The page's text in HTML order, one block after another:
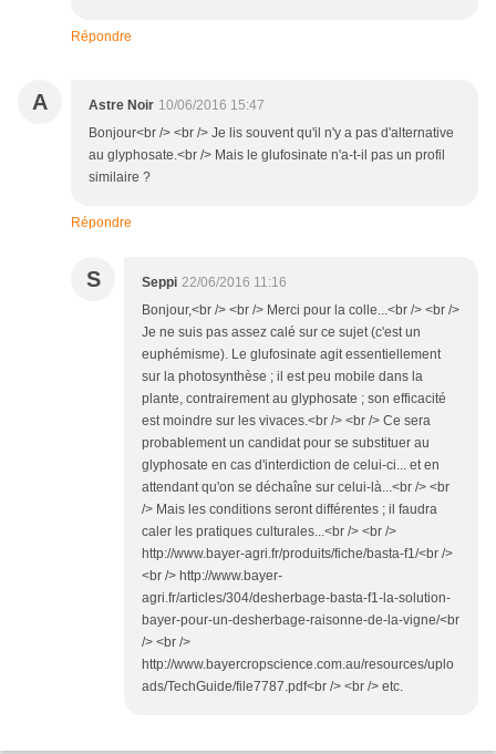
Répondre
A Astre Noir 10/06/2016 15:47
Bonjour<br /> <br /> Je lis souvent qu'il n'y a pas d'alternative
au glyphosate.<br /> Mais le glufosinate n'a-t-il pas un profil
similaire ?
Répondre
S Seppi 22/06/2016 11:16
Bonjour,<br /> <br /> Merci pour la colle...<br /> <br />
Je ne suis pas assez calé sur ce sujet (c'est un
euphémisme). Le glufosinate agit essentiellement
sur la photosynthèse ; il est peu mobile dans la
plante, contrairement au glyphosate ; son efficacité
est moindre sur les vivaces.<br /> <br /> Ce sera
probablement un candidat pour se substituer au
glyphosate en cas d'interdiction de celui-ci... et en
attendant qu'on se déchaîne sur celui-là...<br /> <br
/> Mais les conditions seront différentes ; il faudra
caler les pratiques culturales...<br /> <br />
http://www.bayer-agri.fr/produits/fiche/basta-f1/<br />
<br /> http://www.bayer-
agri.fr/articles/304/desherbage-basta-f1-la-solution-
bayer-pour-un-desherbage-raisonne-de-la-vigne/<br
/> <br />
http://www.bayercropscience.com.au/resources/uplo
ads/TechGuide/file7787.pdf<br /> <br /> etc.